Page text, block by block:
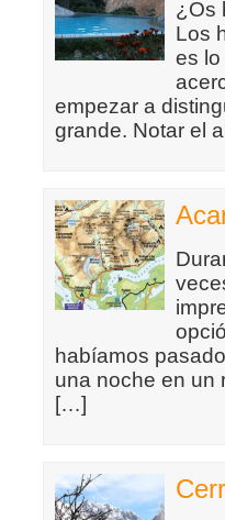
¿Os
Los
es
empezar a
grande. Notar el
habíamos
una noche en un
[…]